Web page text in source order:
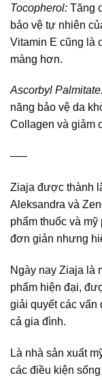
Tocopherol: Tăng
bảo vệ tự nhiên
Vitamin E cũng là
màng hơn.
Ascorbyl
năng bảo vệ da
Collagen và giảm
—–
Ziaja được thành
Aleksandra và
phẩm thuốc và
đơn giản nhưng
Ngày nay Ziaja là
phẩm hiện đại,
giải quyết các vấn
cả gia đình.
Là nhà sản xuất
các điều kiện